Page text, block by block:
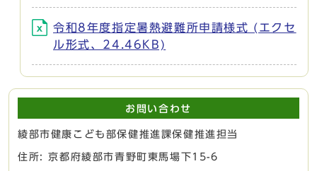
令和8年度指定暑熱避難所申請様式 (エクセ
ル形式、24.46KB)
お問い合わせ
綾部市健康こども部保健推進課保健推進担当
住所: 京都府綾部市青野町東馬場下15-6